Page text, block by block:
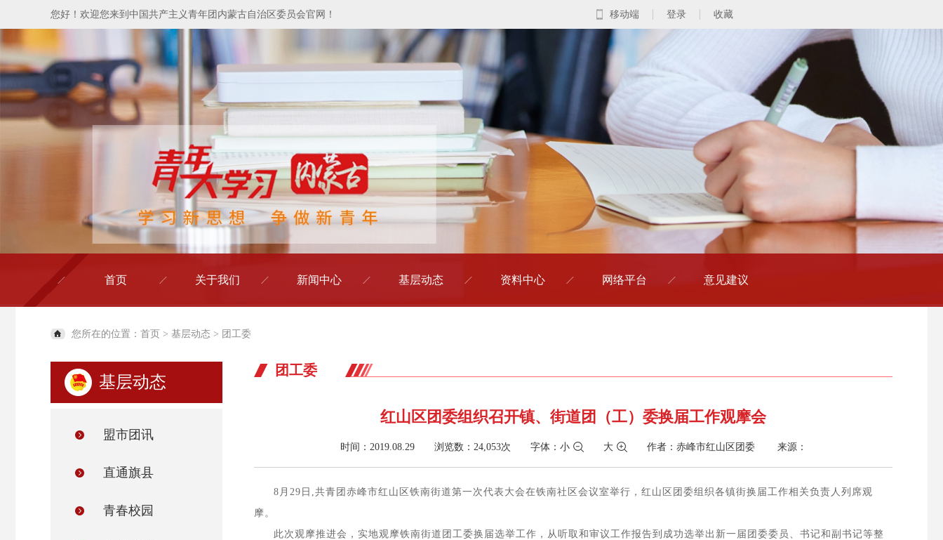
您好！欢迎您来到中国共产主义青年团内蒙古自治区委员会官网！ 移动端 登录 收藏
首页 关于我们 新闻中心 基层动态 资料中心 网络平台 意见建议
您所在的位置： 首页 > 基层动态 > 团工委
基层动态
盟市团讯
直通旗县
青春校园
团工委
红山区团委组织召开镇、街道团（工）委换届工作观摩会
时间：2019.08.29 浏览数：24,053次 字体： 小 大 作者：赤峰市红山区团委 来源：
8 月 29 日,共青团赤峰市红山区铁南街道第一次代表大会在铁南社区 会议室举行 ，红山区团委组织各镇街换届工作相关负责人列席观
摩。
此次观摩推进会 ，实地观摩铁南街道团工委换届选举工作， 从听取和审议工作报告到 成功选举出新一届团 委委员 、 书记和副书记等整